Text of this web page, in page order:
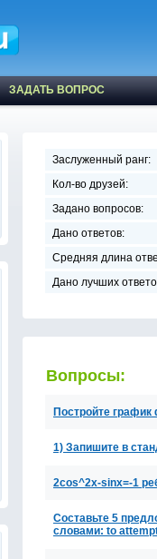
ЗАДАТЬ ВОПРОС
Заслуженный ранг:
Кол-во друзей:
Задано вопросов:
Дано ответов:
Средняя длина
Дано лучших
Вопросы:
Постройте график
1) Запишите в
2cos^2x-sinx=-1
Составьте 5
словами: to